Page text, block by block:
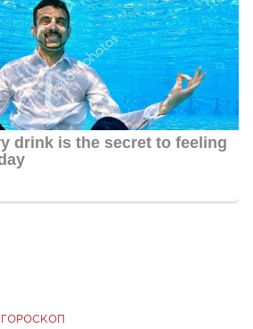
ГОРОСКОП